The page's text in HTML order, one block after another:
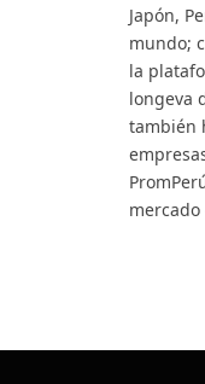
Japón,
mundo;
la
longeva
también